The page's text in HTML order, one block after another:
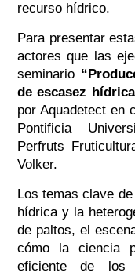
recurso hídrico.
Para presentar
actores que las
seminario
de escasez
por Aquadetect en
Pontificia
Perfruts
Volker.
Los temas clave
hídrica y la
de paltos, el
cómo la ciencia
eficiente de los